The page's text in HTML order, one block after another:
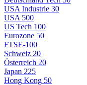
USA Industrie 30
USA 500
US Tech 100
Eurozone 50
FTSE-100
Schweiz 20
Österreich 20
Japan 225
Hong Kong 50